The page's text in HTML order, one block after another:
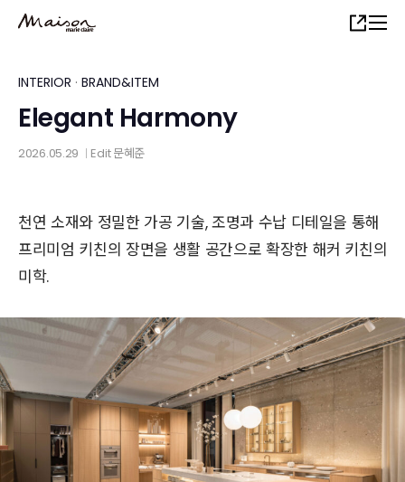
content
Share
INTERIOR · BRAND&ITEM
Elegant Harmony
2026.05.29 Edit문혜준
천연 소재와 정밀한 가공 기술, 조명과 수납 디테일을 통해
프리미엄 키친의 장면을 생활 공간으로 확장한 해커 키친의
미학.